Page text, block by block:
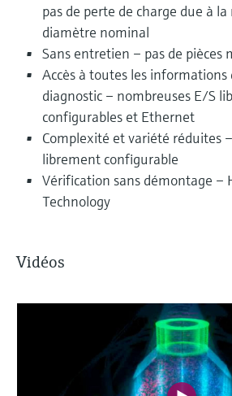
pas de perte de charge due à
diamètre nominal
Sans entretien – pas de pièces
Accès à toutes les informations
diagnostic – nombreuses E/S
configurables et Ethernet
Complexité et variété réduites
librement configurable
Vérification sans démontage –
Technology
Vidéos